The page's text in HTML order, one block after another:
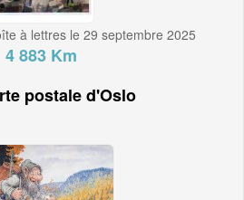
à lettres le 29 septembre 2025
4 883 Km
postale d'Oslo